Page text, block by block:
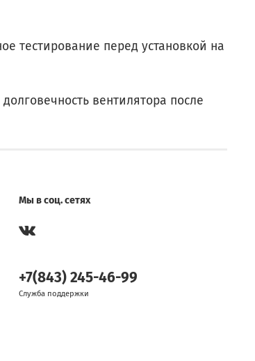
тестирование перед установкой на
вентилятора после
Мы в соц. сетях
+7(843) 245-46-99
Служба поддержки